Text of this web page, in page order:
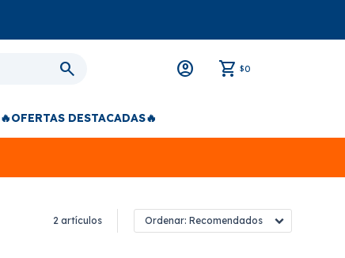
$0
🔥OFERTAS DESTACADAS🔥
2 artículos Recomendados